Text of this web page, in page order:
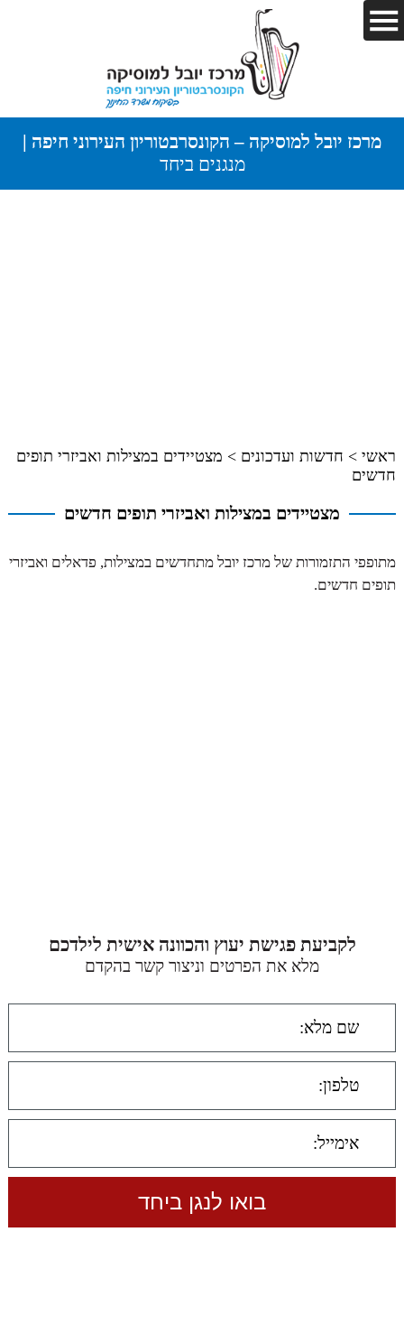
מרכז יובל למוסיקה – הקונסרבטוריון העירוני חיפה |
מנגנים ביחד
ראשי> חדשות ועדכונים > מצטיידים במצילות ואביזרי תופים
חדשים
מצטיידים במצילות ואביזרי תופים חדשים
מתופפי התזמורות של מרכז יובל מתחדשים במצילות, פדאלים ואביזרי
תופים חדשים.
לקביעת פגישת יעוץ והכוונה אישית לילדכם
מלא את הפרטים וניצור קשר בהקדם